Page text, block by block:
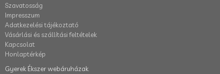
Szavatosság
Impresszum
Adatkezelési tájékoztató
Vásárlási és szállítási feltételek
Kapcsolat
Honlaptérkép
Gyerek Ékszer webáruházak